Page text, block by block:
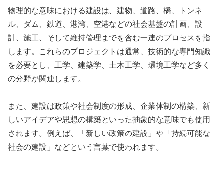
物理的な意味における建設は、建物、道路、橋、トンネ
ル、ダム、鉄道、港湾、空港などの社会基盤の計画、設
計、施工、そして維持管理までを含む一連のプロセスを指
します。これらのプロジェクトは通常、技術的な専門知識
を必要とし、工学、建築学、土木工学、環境工学など多く
の分野が関連します。
また、建設は政策や社会制度の形成、企業体制の構築、新
しいアイデアや思想の構築といった抽象的な意味でも使用
されます。例えば、「新しい政策の建設」や「持続可能な
社会の建設」などという言葉で使われます。